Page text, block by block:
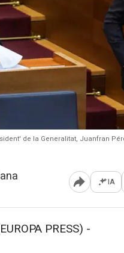
de la Generalitat, Juanfran
Abrir IA
PRESS) -